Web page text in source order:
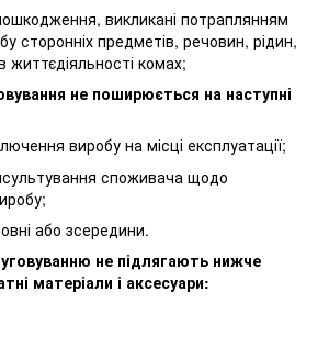
викликані потраплянням
сторонніх предметів, речовин, рідин,
життєдіяльності комах;
не поширюється на наступні
виробу на місці експлуатації;
споживача щодо
або зсередини.
не підлягають нижче
матеріали і аксесуари: